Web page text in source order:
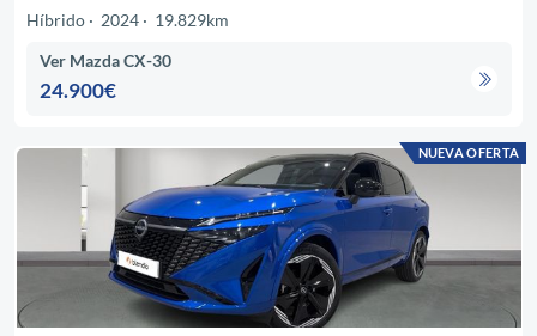
Híbrido
2024 19.829km
Ver Mazda CX-30
24.900€
NUEVA OFERTA